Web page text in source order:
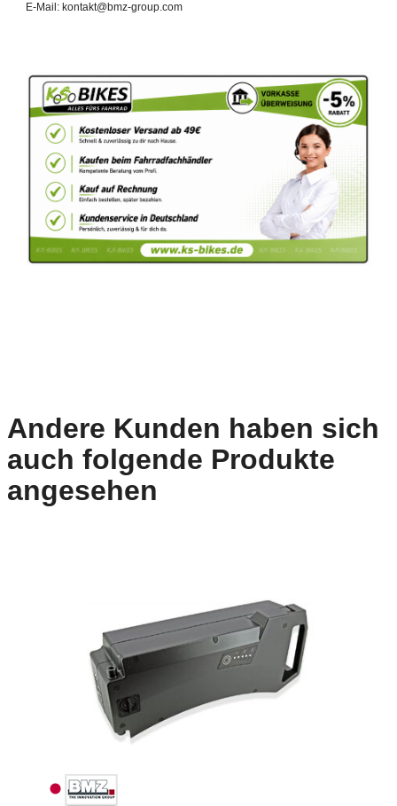
E-Mail: kontakt@bmz-group.com
Andere Kunden haben sich
auch folgende Produkte
angesehen